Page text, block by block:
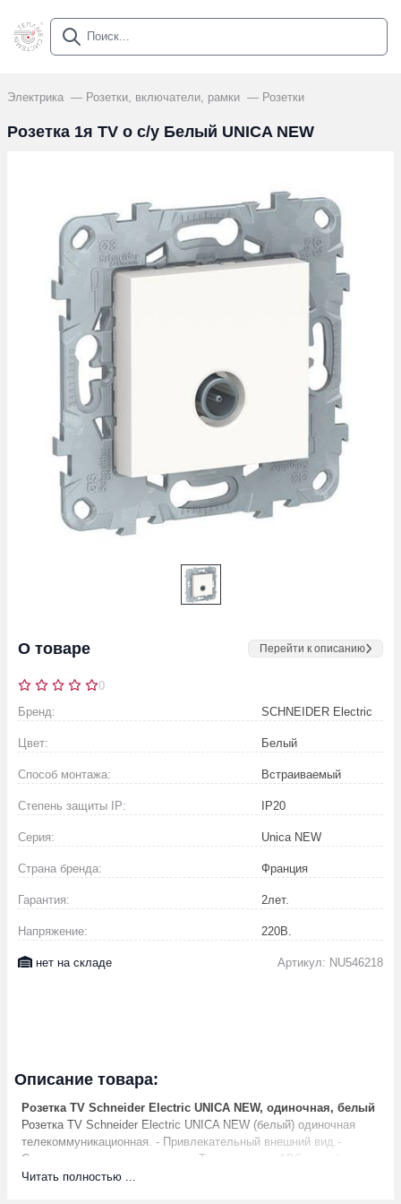
Электрика Розетки, включатели, рамки Розетки
Розетка 1я TV о с/у Белый UNICA NEW
О товаре Перейти к описанию
0
Бренд:
SCHNEIDER Electric
Цвет: Белый
Способ монтажа: Встраиваемый
Степень защиты IP: IP20
Серия: Unica NEW
Страна бренда: Франция
Гарантия: 2лет.
Напряжение: 220В.
нет на складе Артикул: NU546218
Описание товара:
Розетка TV Schneider Electric UNICA NEW, одиночная, белый
Розетка TV Schneider Electric UNICA NEW (белый) одиночная
телекоммуникационная. - Привлекательный внешний вид.-
Сокращение времени монтажа.- Термопластик АBS, устойчивый
к УФ излучениям.
Читать полностью ...